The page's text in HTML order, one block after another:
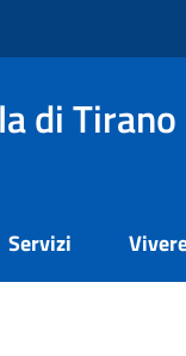
di Tirano
Servizi